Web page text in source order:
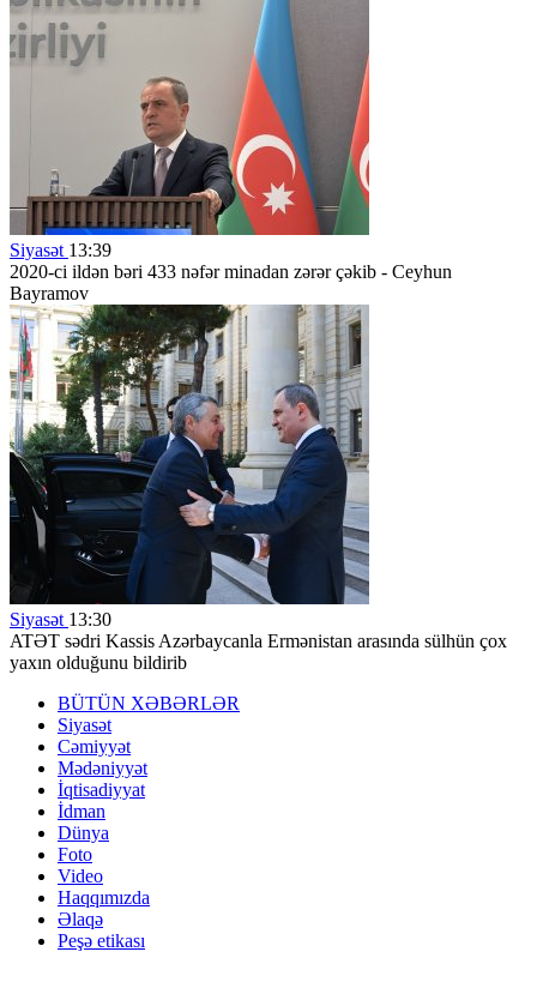
Siyasət 13:39
2020-ci ildən bəri 433 nəfər minadan zərər çəkib - Ceyhun
Bayramov
Siyasət 13:30
ATƏT sədri Kassis Azərbaycanla Ermənistan arasında sülhün çox
yaxın olduğunu bildirib
BÜTÜN XƏBƏRLƏR
Siyasət
Cəmiyyət
Mədəniyyət
İqtisadiyyat
İdman
Dünya
Foto
Video
Haqqımızda
Əlaqə
Peşə etikası